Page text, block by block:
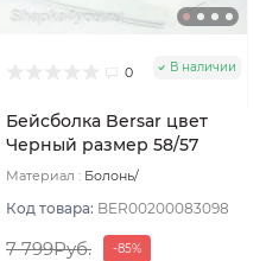
0 В наличии
Бейсболка Bersar цвет
Черный размер 58/57
Материал : Болонь/
Подклад: Полиамид
Код товара: BER00200083098
7 799Руб. -85%